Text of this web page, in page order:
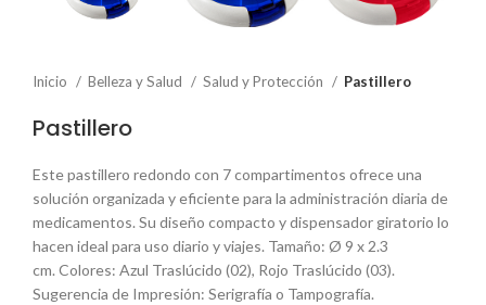
Inicio Belleza y Salud Salud y Protección Pastillero
Pastillero
Este pastillero redondo con 7 compartimentos ofrece una
solución organizada y eficiente para la administración diaria de
medicamentos. Su diseño compacto y dispensador giratorio lo
hacen ideal para uso diario y viajes. Tamaño: Ø 9 x 2.3
cm. Colores: Azul Traslúcido (02), Rojo Traslúcido (03).
Sugerencia de Impresión: Serigrafía o Tampografía.